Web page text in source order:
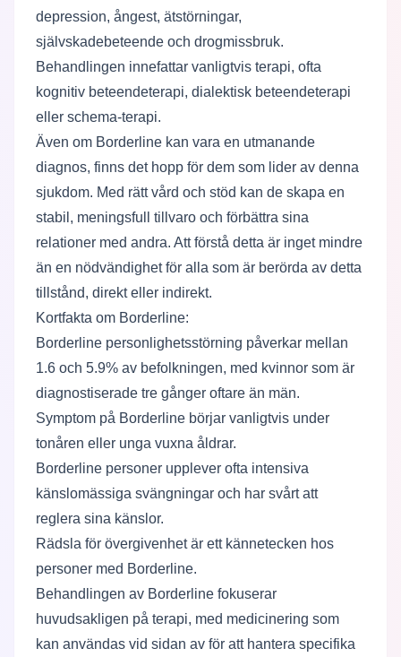
depression, ångest, ätstörningar,
självskadebeteende och drogmissbruk.
Behandlingen innefattar vanligtvis terapi, ofta
kognitiv beteendeterapi, dialektisk beteendeterapi
eller schema-terapi.
Även om Borderline kan vara en utmanande
diagnos, finns det hopp för dem som lider av denna
sjukdom. Med rätt vård och stöd kan de skapa en
stabil, meningsfull tillvaro och förbättra sina
relationer med andra. Att förstå detta är inget mindre
än en nödvändighet för alla som är berörda av detta
tillstånd, direkt eller indirekt.
Kortfakta om Borderline:
Borderline personlighetsstörning påverkar mellan
1.6 och 5.9% av befolkningen, med kvinnor som är
diagnostiserade tre gånger oftare än män.
Symptom på Borderline börjar vanligtvis under
tonåren eller unga vuxna åldrar.
Borderline personer upplever ofta intensiva
känslomässiga svängningar och har svårt att
reglera sina känslor.
Rädsla för övergivenhet är ett kännetecken hos
personer med Borderline.
Behandlingen av Borderline fokuserar
huvudsakligen på terapi, med medicinering som
kan användas vid sidan av för att hantera specifika